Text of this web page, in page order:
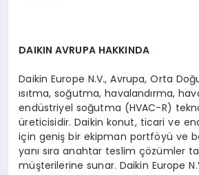
DAIKIN AVRUPA HAKKINDA
Daikin Europe N.V., Avrupa, Orta
ısıtma, soğutma, havalandırma,
endüstriyel soğutma (HVAC-R)
üreticisidir. Daikin konut, ticari ve
için geniş bir ekipman portföyü ve
yanı sıra anahtar teslim çözümler
müşterilerine sunar. Daikin Europe